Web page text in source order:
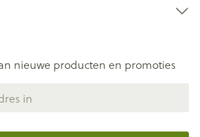
nieuwe producten en promoties